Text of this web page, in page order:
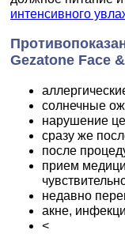
интенсивного
Gezatone Face
солнечные
нарушение
сразу же
после
прием
недавно
акне,
<